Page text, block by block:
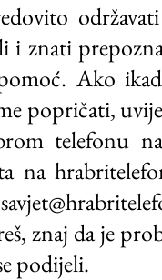
i znati
Ako
popričati,
telefonu
na
znaj da je
podijeli.